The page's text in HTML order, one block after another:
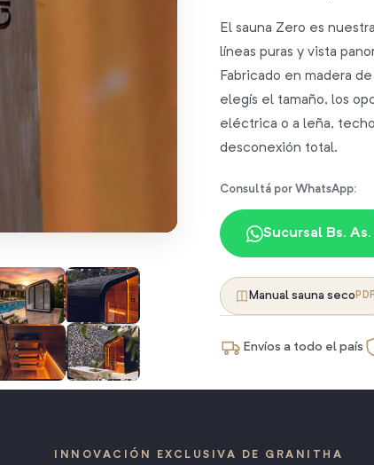
El sauna Zero es
líneas puras y vista
Fabricado en madera
elegís el tamaño, los
eléctrica o a leña,
desconexión total.
Consultá por WhatsApp:
Sucursal Bs. As.
Manual sauna seco PDF
Envíos a todo el país
INNOVACIÓN EXCLUSIVA DE GRANITHA